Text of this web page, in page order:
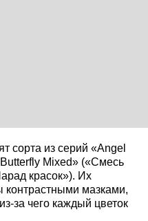
сорта из серий «Angel
Mixed» («Смесь
красок»). Их
мазками,
за чего каждый цветок